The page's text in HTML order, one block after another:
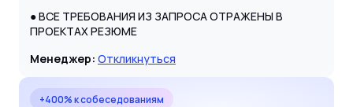
● ВСЕ ТРЕБОВАНИЯ ИЗ ЗАПРОСА ОТРАЖЕНЫ В
ПРОЕКТАХ РЕЗЮМЕ
Менеджер: Откликнуться
+400% к собеседованиям